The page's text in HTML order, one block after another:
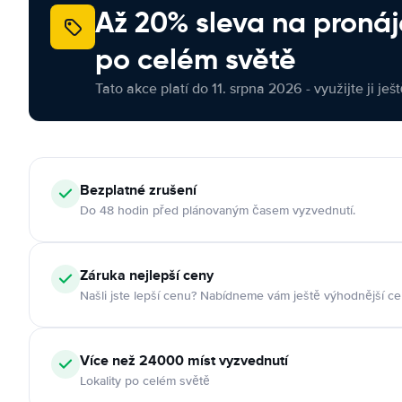
Až 20% sleva na
po celém světě
Tato akce platí do 11. srpna 2026 - využijte ji
Bezplatné zrušení
Do 48 hodin před plánovaným časem vyzvednutí.
Záruka nejlepší ceny
Našli jste lepší cenu? Nabídneme vám ještě výhodnější
Více než 24000 míst vyzvednutí
Lokality po celém světě